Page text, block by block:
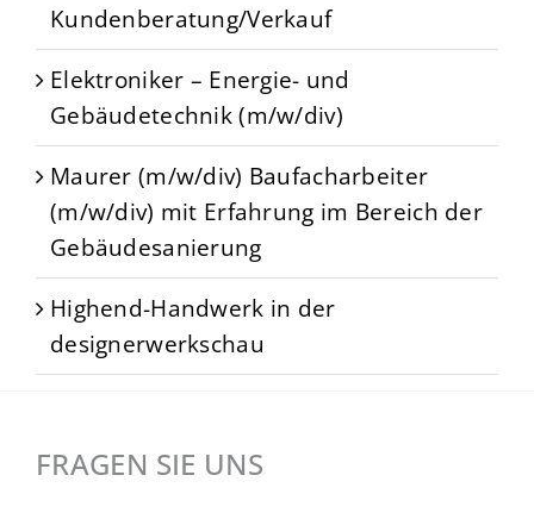
Kundenberatung/Verkauf
Elektroniker – Energie- und
Gebäudetechnik (m/w/div)
Maurer (m/w/div) Baufacharbeiter
(m/w/div) mit Erfahrung im Bereich der
Gebäudesanierung
Highend-Handwerk in der
designerwerkschau
FRAGEN SIE UNS